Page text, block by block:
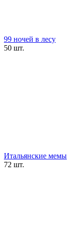
99 ночей в лесу
50 шт.
Итальянские мемы
72 шт.